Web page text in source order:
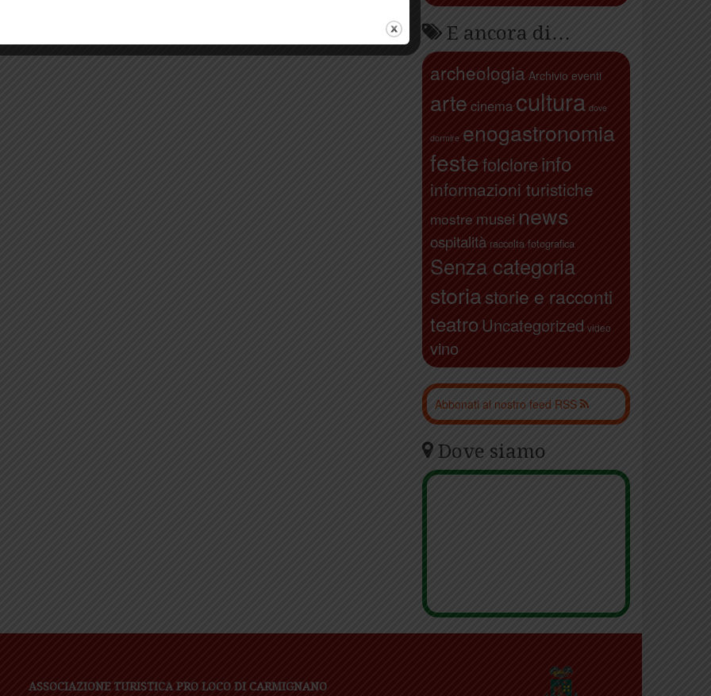
E ancora di…
archeologia Archivio eventi
arte cinema cultura dove
dormire enogastronomia
festefolcloreinfo
informazioni turistiche
mostre musei news
ospitalità raccolta fotografica
Senza categoria
storiastorie e racconti
teatro Uncategorized video
vino
Abbonati al nostro feed RSS
Dove siamo
ASSOCIAZIONE TURISTICA PRO LOCO DI CARMIGNANO